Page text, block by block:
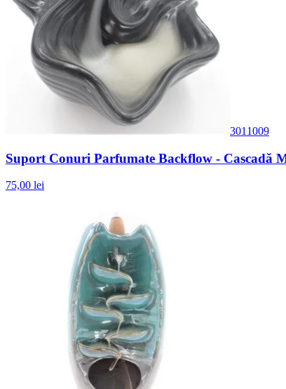
3011009
Suport Conuri Parfumate Backflow - Cascadă
75,00 lei